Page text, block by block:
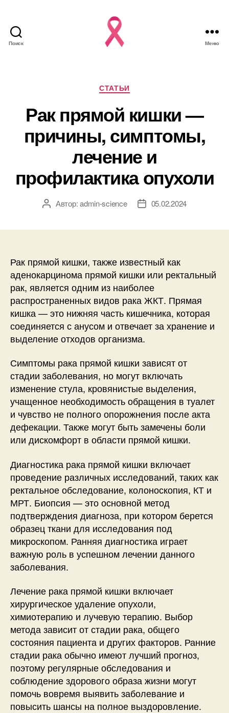
Поиск Меню
Рубрики
СТАТЬИ
Рак прямой кишки —
причины, симптомы,
лечение и
профилактика опухоли
АвторАвтор:admin-science
Дата05.02.2024
Рак прямой кишки, также известный как
аденокарцинома прямой кишки или ректальный
рак, является одним из наиболее
распространенных видов рака ЖКТ. Прямая
кишка — это нижняя часть кишечника, которая
соединяется с анусом и отвечает за хранение и
выделение отходов организма.
Симптомы рака прямой кишки зависят от
стадии заболевания, но могут включать
изменение стула, кровянистые выделения,
учащенное необходимость обращения в туалет
и чувство не полного опорожнения после акта
дефекации. Также могут быть замечены боли
или дискомфорт в области прямой кишки.
Диагностика рака прямой кишки включает
проведение различных исследований, таких как
ректальное обследование, колоноскопия, КТ и
МРТ. Биопсия — это основной метод
подтверждения диагноза, при котором берется
образец ткани для исследования под
микроскопом. Ранняя диагностика играет
важную роль в успешном лечении данного
заболевания.
Лечение рака прямой кишки включает
хирургическое удаление опухоли,
химиотерапию и лучевую терапию. Выбор
метода зависит от стадии рака, общего
состояния пациента и других факторов. Ранние
стадии рака обычно имеют лучший прогноз,
поэтому регулярные обследования и
соблюдение здорового образа жизни могут
помочь вовремя выявить заболевание и
повысить шансы на полное выздоровление.